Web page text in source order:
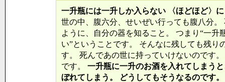
一升瓶には一升しか入らない 〈ほどほど〉
世の中、腹六分、せいぜい行っても腹八分
ように、自分の器を知ること。 つまり“一升
い”ということです。 そんなに残しても残り
す。 死んであの世に持っていけないのです
です。 一升瓶に一升のお酒を入れてしまう
ぼれてしまう。 どうしてもそうなるのです。